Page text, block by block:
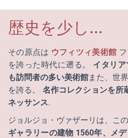
歴史を少し...
その原点は ウフィツィ美術館
を誇った時代に遡る。 イタリ
も訪問者の多い美術館また、世
を誇る。 名作コレクションを所
ネッサンス.
ジョルジョ・ヴァザーリは、こ
ギャラリーの建物 1560年、メ